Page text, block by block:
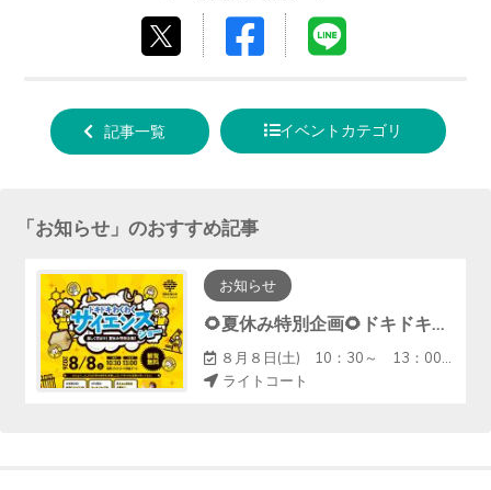
する
Facebook
る
記事一覧 イベントカテゴリ
「お知らせ 」のおすすめ記事
お知らせ
🌻夏休み特別企画🌻ドキドキわくわくサイエンスショー
８月８日(土) 10：30～ 13：00～
ライトコート